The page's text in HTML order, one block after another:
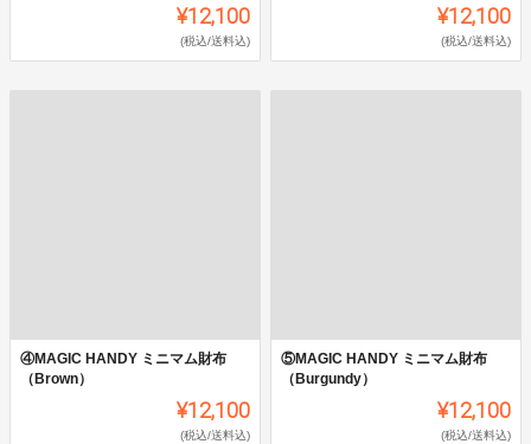
¥12,100
(税込/送料込)
¥12,100
(税込/送料込)
④MAGIC HANDY ミニマム財布
（Brown）
¥12,100
(税込/送料込)
⑤MAGIC HANDY ミニマム財布
（Burgundy）
¥12,100
(税込/送料込)